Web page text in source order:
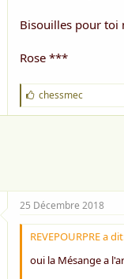
Bisouilles pour toi
Rose ***
J
'
a
chessmec
25 Décembre 2018
REVEPOURPRE a
oui la Mésange a